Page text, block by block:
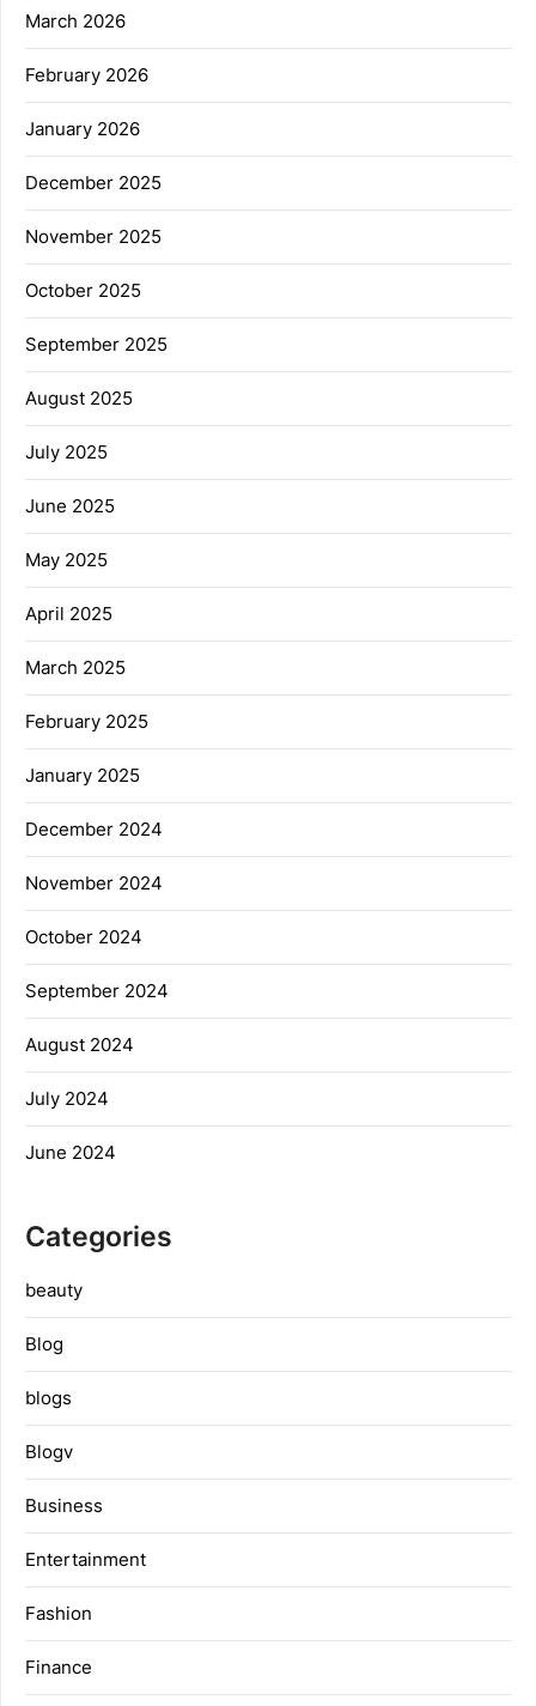
March 2026
February 2026
January 2026
December 2025
November 2025
October 2025
September 2025
August 2025
July 2025
June 2025
May 2025
April 2025
March 2025
February 2025
January 2025
December 2024
November 2024
October 2024
September 2024
August 2024
July 2024
June 2024
Categories
beauty
Blog
blogs
Blogv
Business
Entertainment
Fashion
Finance